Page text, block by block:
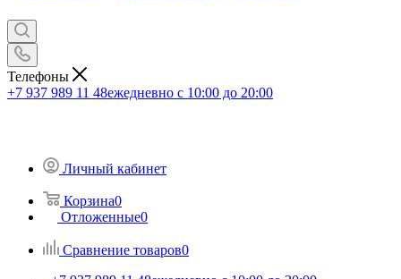
Телефоны
+7 937 989 11 48ежедневно с 10:00 до 20:00
Личный кабинет
Корзина0
Отложенные0
Сравнение товаров0